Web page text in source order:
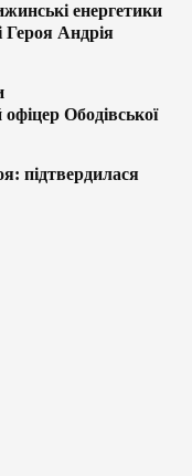
енергетики
Героя Андрія
Ободівської
підтвердилася